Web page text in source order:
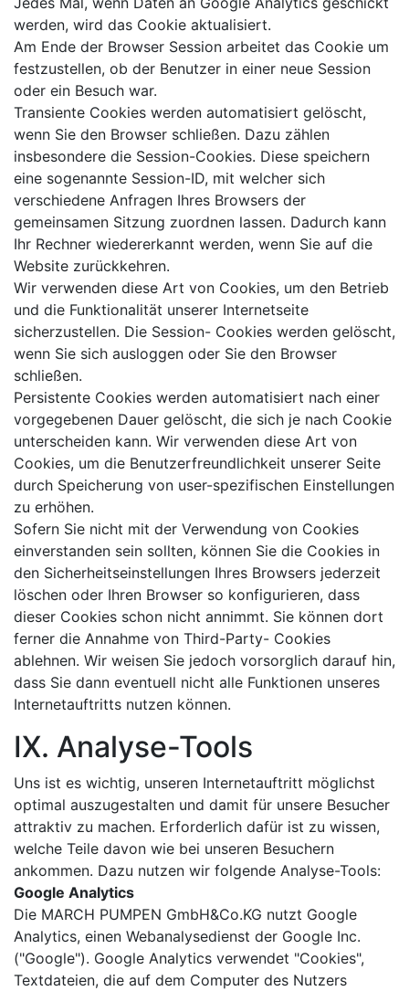
werden, wird das Cookie aktualisiert.
Am Ende der Browser Session arbeitet das Cookie um
festzustellen, ob der Benutzer in einer neue Session
oder ein Besuch war.
Transiente Cookies werden automatisiert gelöscht,
wenn Sie den Browser schließen. Dazu zählen
insbesondere die Session-Cookies. Diese speichern
eine sogenannte Session-ID, mit welcher sich
verschiedene Anfragen Ihres Browsers der
gemeinsamen Sitzung zuordnen lassen. Dadurch kann
Ihr Rechner wiedererkannt werden, wenn Sie auf die
Website zurückkehren.
Wir verwenden diese Art von Cookies, um den Betrieb
und die Funktionalität unserer Internetseite
sicherzustellen. Die Session- Cookies werden gelöscht,
wenn Sie sich ausloggen oder Sie den Browser
schließen.
Persistente Cookies werden automatisiert nach einer
vorgegebenen Dauer gelöscht, die sich je nach Cookie
unterscheiden kann. Wir verwenden diese Art von
Cookies, um die Benutzerfreundlichkeit unserer Seite
durch Speicherung von user-spezifischen Einstellungen
zu erhöhen.
Sofern Sie nicht mit der Verwendung von Cookies
einverstanden sein sollten, können Sie die Cookies in
den Sicherheitseinstellungen Ihres Browsers jederzeit
löschen oder Ihren Browser so konfigurieren, dass
dieser Cookies schon nicht annimmt. Sie können dort
ferner die Annahme von Third-Party- Cookies
ablehnen. Wir weisen Sie jedoch vorsorglich darauf hin,
dass Sie dann eventuell nicht alle Funktionen unseres
Internetauftritts nutzen können.
IX. Analyse-Tools
Uns ist es wichtig, unseren Internetauftritt möglichst
optimal auszugestalten und damit für unsere Besucher
attraktiv zu machen. Erforderlich dafür ist zu wissen,
welche Teile davon wie bei unseren Besuchern
ankommen. Dazu nutzen wir folgende Analyse-Tools:
Google Analytics
Die MARCH PUMPEN GmbH&Co.KG nutzt Google
Analytics, einen Webanalysedienst der Google Inc.
("Google"). Google Analytics verwendet "Cookies",
Textdateien, die auf dem Computer des Nutzers